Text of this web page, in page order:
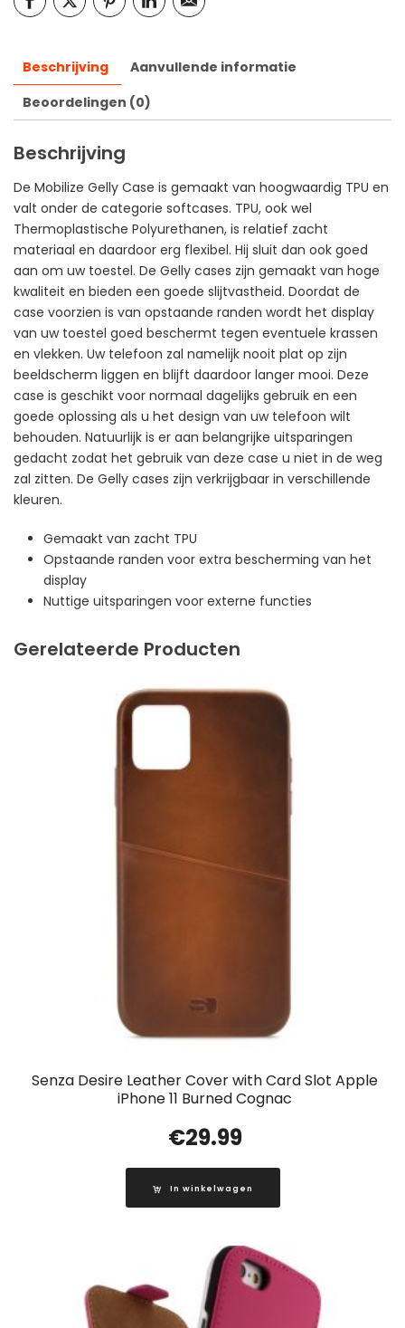
Beschrijving
Aanvullende informatie
Beoordelingen (0)
Beschrijving
De Mobilize Gelly Case is gemaakt van hoogwaardig TPU en
valt onder de categorie softcases. TPU, ook wel
Thermoplastische Polyurethanen, is relatief zacht
materiaal en daardoor erg flexibel. Hij sluit dan ook goed
aan om uw toestel. De Gelly cases zijn gemaakt van hoge
kwaliteit en bieden een goede slijtvastheid. Doordat de
case voorzien is van opstaande randen wordt het display
van uw toestel goed beschermt tegen eventuele krassen
en vlekken. Uw telefoon zal namelijk nooit plat op zijn
beeldscherm liggen en blijft daardoor langer mooi. Deze
case is geschikt voor normaal dagelijks gebruik en een
goede oplossing als u het design van uw telefoon wilt
behouden. Natuurlijk is er aan belangrijke uitsparingen
gedacht zodat het gebruik van deze case u niet in de weg
zal zitten. De Gelly cases zijn verkrijgbaar in verschillende
kleuren.
Gemaakt van zacht TPU
Opstaande randen voor extra bescherming van het
display
Nuttige uitsparingen voor externe functies
Gerelateerde Producten
Senza Desire Leather Cover with Card Slot Apple
iPhone 11 Burned Cognac
€29.99
In winkelwagen